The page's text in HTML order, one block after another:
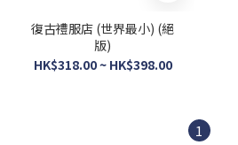
復古禮服店 (世界最小) (絕
版)
HK$318.00 ~ HK$398.00
1